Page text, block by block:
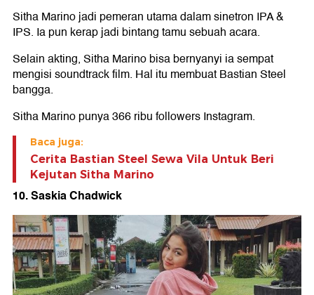
Sitha Marino jadi pemeran utama dalam sinetron IPA &
IPS. Ia pun kerap jadi bintang tamu sebuah acara.
Selain akting, Sitha Marino bisa bernyanyi ia sempat
mengisi soundtrack film. Hal itu membuat Bastian Steel
bangga.
Sitha Marino punya 366 ribu followers Instagram.
Baca juga:
Cerita Bastian Steel Sewa Vila Untuk Beri
Kejutan Sitha Marino
10. Saskia Chadwick